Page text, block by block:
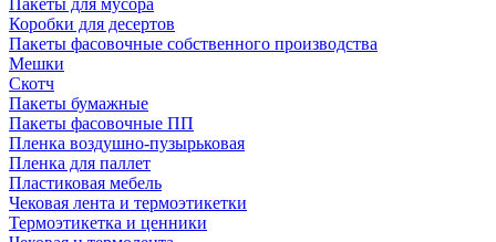
Пакеты для мусора
Коробки для десертов
Пакеты фасовочные собственного производства
Мешки
Скотч
Пакеты бумажные
Пакеты фасовочные ПП
Пленка воздушно-пузырьковая
Пленка для паллет
Пластиковая мебель
Чековая лента и термоэтикетки
Термоэтикетка и ценники